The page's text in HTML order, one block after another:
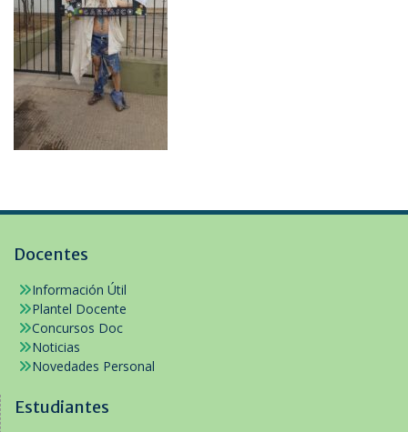
Docentes
Información Útil
Plantel Docente
Concursos Doc
Noticias
Novedades Personal
Estudiantes